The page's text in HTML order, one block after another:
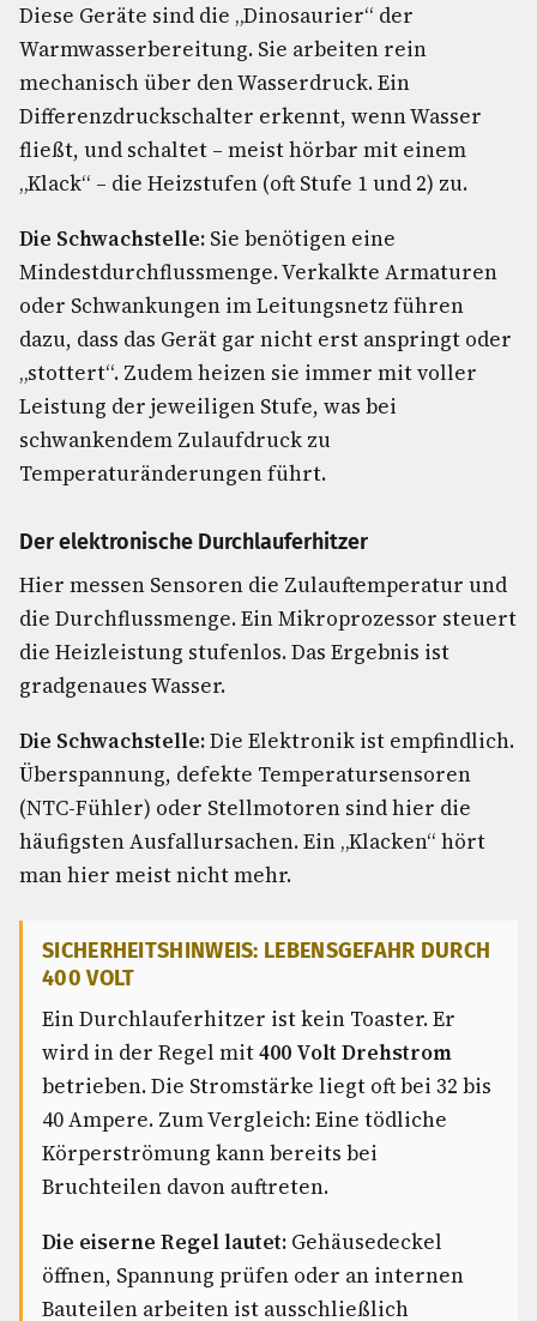
Diese Geräte sind die „Dinosaurier“ der
Warmwasserbereitung. Sie arbeiten rein
mechanisch über den Wasserdruck. Ein
Differenzdruckschalter erkennt, wenn Wasser
fließt, und schaltet – meist hörbar mit einem
„Klack“ – die Heizstufen (oft Stufe 1 und 2) zu.
Die Schwachstelle: Sie benötigen eine
Mindestdurchflussmenge. Verkalkte Armaturen
oder Schwankungen im Leitungsnetz führen
dazu, dass das Gerät gar nicht erst anspringt oder
„stottert“. Zudem heizen sie immer mit voller
Leistung der jeweiligen Stufe, was bei
schwankendem Zulaufdruck zu
Temperaturänderungen führt.
Der elektronische Durchlauferhitzer
Hier messen Sensoren die Zulauftemperatur und
die Durchflussmenge. Ein Mikroprozessor steuert
die Heizleistung stufenlos. Das Ergebnis ist
gradgenaues Wasser.
Die Schwachstelle:Die Elektronik ist empfindlich.
Überspannung, defekte Temperatursensoren
(NTC-Fühler) oder Stellmotoren sind hier die
häufigsten Ausfallursachen. Ein „Klacken“ hört
man hier meist nicht mehr.
SICHERHEITSHINWEIS: LEBENSGEFAHR DURCH
400 VOLT
Ein Durchlauferhitzer ist kein Toaster. Er
wird in der Regel mit400 Volt Drehstrom
betrieben. Die Stromstärke liegt oft bei 32 bis
40 Ampere. Zum Vergleich: Eine tödliche
Körperströmung kann bereits bei
Bruchteilen davon auftreten.
Die eiserne Regel lautet: Gehäusedeckel
öffnen, Spannung prüfen oder an internen
Bauteilen arbeiten ist ausschließlich